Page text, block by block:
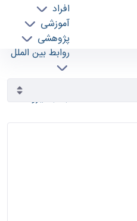
افراد
آموزشی
پژوهشی
روابط بین الملل
خدمات
آرشیو اطلاعیه ها - ece- دانشکده مهندسی برق و